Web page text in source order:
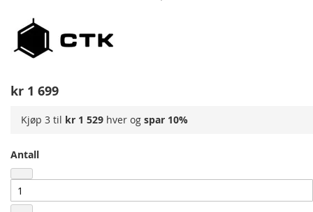
kr 1 699
Kjøp 3 til kr 1 529 hver og spar 10%
Antall